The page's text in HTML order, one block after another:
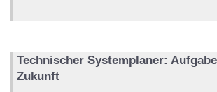
Technischer Systemplaner:
Zukunft